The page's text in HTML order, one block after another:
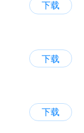
下载
下载
下载